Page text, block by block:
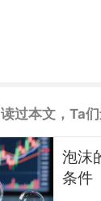
读过本文，Ta
泡沫
条件